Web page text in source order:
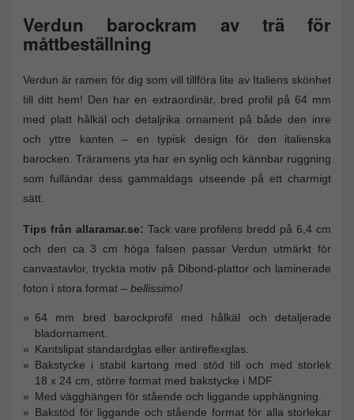
Verdun barockram av trä för
måttbeställning
Verdun är ramen för dig som vill tillföra lite av Italiens skönhet
till ditt hem! Den har en extraordinär, bred profil på 64 mm
med platt hålkäl och detaljrika ornament på både den inre
och yttre kanten – en typisk design för den italienska
barocken. Träramens yta har en synlig och kännbar ruggning
som fulländar dess gammaldags utseende på ett charmigt
sätt.
Tips från allaramar.se: Tack vare profilens bredd på 6,4 cm
och den ca 3 cm höga falsen passar Verdun utmärkt för
canvastavlor, tryckta motiv på Dibond-plattor och laminerade
foton i stora format – bellissimo!
64 mm bred barockprofil med hålkäl och detaljerade
bladornament.
Kantslipat standardglas eller antireflexglas.
Bakstycke i stabil kartong med stöd till och med storlek
18 x 24 cm, större format med bakstycke i MDF.
Med vägghängen för stående och liggande upphängning.
Bakstöd för liggande och stående format för alla storlekar